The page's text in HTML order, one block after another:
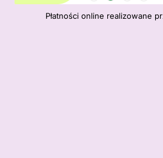
Płatności online realizowane